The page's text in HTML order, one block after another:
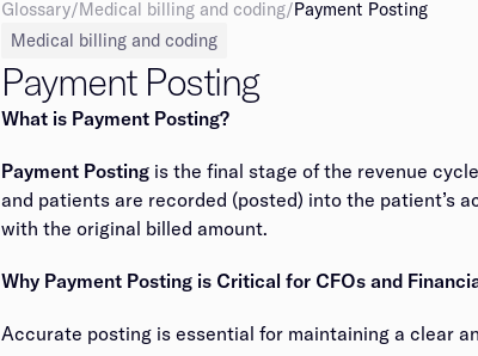
Glossary/Medical billing and coding​​​​‌ ‍ ​‍​‍‌‍ ‌ ​‍‌‍‍‌‌‍‌ ‌‍‍‌‌‍ ‍​‍​‍​ ‍‍​‍​‍‌ ​ ‌‍​‌‌‍ ‍‌‍‍‌‌ ‌​‌ ‍‌​‍ ‍‌‍‍‌‌‍ ​‍​‍​‍ ​​‍​‍‌‍‍​‌ ​‍‌‍‌‌‌‍‌‍​‍​‍​ ‍‍​‍​‍‌‍‍​‌ ‌​‌ ‌​‌ ​​​ ‍‍​‍ ​‍ ‌‍ ​‌‍ ‌‍​ ‌‍​‌‌‍ ​‌‍‍​‌‍ ‌ ​ ‌ ‌​​ ‍‍​ ​ ​ ​ ​ ​ ​ ​ ​‍ ‌‍‍‌‌‍ ‍‌ ‌​‌‍‌‌‌‍ ‍‌ ‌​​‍ ‌‍‌‌‌‍‌​‌‍‍‌‌ ‌​​‍ ‌‍ ‌‌‍ ‌‍‌​‌‍‌‌​ ‌‌ ​​‌ ​‍‌‍‌‌‌ ​ ‌‍‌‌‌‍ ‍‌ ‌​‌‍​‌‌ ‌​‌‍‍‌‌‍ ‌‍ ‍​ ‍ ‌‍‍‌‌‍‌​​ ‌​ ​‌​ ‌‌​ ​​​ ​‍​ ​​​ ​ ​ ‌‍​ ​​​‍ ‌‌‍‌‌​ ‌‍​ ‍​​ ‍​​‍ ‌​ ‌​‌‍‌‌‌‍‌‍​ ‌‍​‍ ‌‌‍​‌​ ‌​‌‍​ ​ ‌​​‍ ‌​ ‍​​ ​‍​ ‍‌​ ​‍‌‍‌‌​ ​‌‌‍​‌​ ‌​​ ‍‌‌‍‌‍​ ​‌​ ​‍​ ‍ ‌ ‌​‌ ‍‌‌ ​​‌‍‌‌​ ‌‌‍‌ ‌‍ ​‌‍ ‌ ​ ‌ ​ ‌‍​‌‌ ​‍‌ ‍‌‌​​ ‌‍​‌‌ ‌​‌‍‌‌‌‍‌ ‌‍ ‌ ​‍‌ ‍‌​ ‍ ‌ ​​‌‍​‌‌ ‌​‌‍‍​​ ‌‌‍ ‍‌‍​‌‌‍ ‌‌‍‌‌​ ‌‍​‍‌‍​‌‌ ​ ‌‍‌‌‌‌‌‌‌ ​‍‌‍ ​​ ‌‌‍‍​‌ ‌​‌ ‌​‌ ​​​‍‌‌​ ​ ‌​​‌​‍‌‌​ ​‍‌​‌‍​‍‌‌​ ​‍‌​‌‍‌‍ ​‌‍ ‌‍​ ‌‍​‌‌‍ ​‌‍‍​‌‍ ‌ ​ ‌ ‌​​‍‌‌​ ​ ‌​​‌​ ​ ​ ​ ​ ​ ​ ​ ​‍‌‍‌‍‍‌‌‍‌​​ ‌​ ​‌​ ‌‌​ ​​​ ​‍​ ​​​ ​ ​ ‌‍​ ​​​‍ ‌‌‍‌‌​ ‌‍​ ‍​​ ‍​​‍ ‌​ ‌​‌‍‌‌‌‍‌‍​ ‌‍​‍ ‌‌‍​‌​ ‌​‌‍​ ​ ‌​​‍ ‌​ ‍​​ ​‍​ ‍‌​ ​‍‌‍‌‌​ ​‌‌‍​‌​ ‌​​ ‍‌‌‍‌‍​ ​‌​ ​‍​‍‌‍‌ ‌​‌ ‍‌‌ ​​‌‍‌‌​ ‌‌‍‌ ‌‍ ​‌‍ ‌ ​ ‌ ​ ‌‍​‌‌ ​‍‌ ‍‌‌​​ ‌‍​‌‌ ‌​‌‍‌‌‌‍‌ ‌‍ ‌ ​‍‌ ‍‌​‍‌‍‌ ​​‌‍​‌‌ ‌​‌‍‍​​ ‌‌‍ ‍‌‍​‌‌‍ ‌‌‍‌‌​‍‌‍‌ ​​‌‍‌‌‌ ​‍‌ ​ ‌ ​​‌‍‌‌‌‍​ ‌ ‌​‌‍‍‌‌ ‌‍‌‍‌‌​ ‌‌ ​​‌ ‌‌‌‍​‍‌‍ ​‌‍‍‌‌ ​ ‌‍‍​‌‍‌‌‌‍‌​​‍​‍‌ ‌/Payment Posting​​​​‌ ‍ ​‍​‍‌‍ ‌ ​‍‌‍‍‌‌‍‌ ‌‍‍‌‌‍ ‍​‍​‍​ ‍‍​‍​‍‌ ​ ‌‍​‌‌‍ ‍‌‍‍‌‌ ‌​‌ ‍‌​‍ ‍‌‍‍‌‌‍ ​‍​‍​‍ ​​‍​‍‌‍‍​‌ ​‍‌‍‌‌‌‍‌‍​‍​‍​ ‍‍​‍​‍‌‍‍​‌ ‌​‌ ‌​‌ ​​​ ‍‍​‍ ​‍ ‌‍ ​‌‍ ‌‍​ ‌‍​‌‌‍ ​‌‍‍​‌‍ ‌ ​ ‌ ‌​​ ‍‍​ ​ ​ ​ ​ ​ ​ ​ ​‍ ‌‍‍‌‌‍ ‍‌ ‌​‌‍‌‌‌‍ ‍‌ ‌​​‍ ‌‍‌‌‌‍‌​‌‍‍‌‌ ‌​​‍ ‌‍ ‌‌‍ ‌‍‌​‌‍‌‌​ ‌‌ ​​‌ ​‍‌‍‌‌‌ ​ ‌‍‌‌‌‍ ‍‌ ‌​‌‍​‌‌ ‌​‌‍‍‌‌‍ ‌‍ ‍​ ‍ ‌‍‍‌‌‍‌​​ ‌​ ‍‌​ ‌‌​ ​‌‌‍‌‍​ ​​‌‍‌‍​ ‍‌​ ‍​​‍ ‌​ ‌‌​ ‌‍​ ‍​‌‍‌​​‍ ‌​ ‌​​ ‍​‌‍​ ​ ‌​​‍ ‌‌‍​‍​ ​​‌‍‌‌‌‍​ ​‍ ‌‌‍‌‍‌‍‌‌​ ‌​​ ‍‌​ ‍‌‌‍​‍‌‍‌‍​ ​‌‌‍​‍​ ‌‍​ ‌​​ ‌ ​ ‍ ‌ ‌​‌ ‍‌‌ ​​‌‍‌‌​ ‌‌‍‌ ‌‍ ​‌‍ ‌ ​ ‌ ​ ‌‍​‌‌ ​‍‌ ‍‌‌‌‌​‌‍‌‌‌ ​‍‌‍ ‌​ ‍ ‌ ​​‌‍​‌‌ ‌​‌‍‍​​ ‌‌ ‌​‌‍‌‌‌ ​‍‌‍ ‌​ ‌‍​‍‌‍​‌‌ ​ ‌‍‌‌‌‌‌‌‌ ​‍‌‍ ​​ ‌‌‍‍​‌ ‌​‌ ‌​‌ ​​​‍‌‌​ ​ ‌​​‌​‍‌‌​ ​‍‌​‌‍​‍‌‌​ ​‍‌​‌‍‌‍ ​‌‍ ‌‍​ ‌‍​‌‌‍ ​‌‍‍​‌‍ ‌ ​ ‌ ‌​​‍‌‌​ ​ ‌​​‌​ ​ ​ ​ ​ ​ ​ ​ ​‍‌‍‌‍‍‌‌‍‌​​ ‌​ ‍‌​ ‌‌​ ​‌‌‍‌‍​ ​​‌‍‌‍​ ‍‌​ ‍​​‍ ‌​ ‌‌​ ‌‍​ ‍​‌‍‌​​‍ ‌​ ‌​​ ‍​‌‍​ ​ ‌​​‍ ‌‌‍​‍​ ​​‌‍‌‌‌‍​ ​‍ ‌‌‍‌‍‌‍‌‌​ ‌​​ ‍‌​ ‍‌‌‍​‍‌‍‌‍​ ​‌‌‍​‍​ ‌‍​ ‌​​ ‌ ​‍‌‍‌ ‌​‌ ‍‌‌ ​​‌‍‌‌​ ‌‌‍‌ ‌‍ ​‌‍ ‌ ​ ‌ ​ ‌‍​‌‌ ​‍‌ ‍‌‌‌‌​‌‍‌‌‌ ​‍‌‍ ‌​‍‌‍‌ ​​‌‍​‌‌ ‌​‌‍‍​​ ‌‌ ‌​‌‍‌‌‌ ​‍‌‍ ‌​‍‌‍‌ ​​‌‍‌‌‌ ​‍‌ ​ ‌ ​​‌‍‌‌‌‍​ ‌ ‌​‌‍‍‌‌ ‌‍‌‍‌‌​ ‌‌ ​​‌ ‌‌‌‍​‍‌‍ ​‌‍‍‌‌ ​ ‌‍‍​‌‍‌‌‌‍‌​​‍​‍‌ ‌
Medical billing and coding​​​​‌ ‍ ​‍​‍‌‍ ‌ ​‍‌‍‍‌‌‍‌ ‌‍‍‌‌‍ ‍​‍​‍​ ‍‍​‍​‍‌ ​ ‌‍​‌‌‍ ‍‌‍‍‌‌ ‌​‌ ‍‌​‍ ‍‌‍‍‌‌‍ ​‍​‍​‍ ​​‍​‍‌‍‍​‌ ​‍‌‍‌‌‌‍‌‍​‍​‍​ ‍‍​‍​‍‌‍‍​‌ ‌​‌ ‌​‌ ​​​ ‍‍​‍ ​‍ ‌‍ ​‌‍ ‌‍​ ‌‍​‌‌‍ ​‌‍‍​‌‍ ‌ ​ ‌ ‌​​ ‍‍​ ​ ​ ​ ​ ​ ​ ​ ​‍ ‌‍‍‌‌‍ ‍‌ ‌​‌‍‌‌‌‍ ‍‌ ‌​​‍ ‌‍‌‌‌‍‌​‌‍‍‌‌ ‌​​‍ ‌‍ ‌‌‍ ‌‍‌​‌‍‌‌​ ‌‌ ​​‌ ​‍‌‍‌‌‌ ​ ‌‍‌‌‌‍ ‍‌ ‌​‌‍​‌‌ ‌​‌‍‍‌‌‍ ‌‍ ‍​ ‍ ‌‍‍‌‌‍‌​​ ‌​ ​‌​ ‌‌​ ​​​ ​‍​ ​​​ ​ ​ ‌‍​ ​​​‍ ‌‌‍‌‌​ ‌‍​ ‍​​ ‍​​‍ ‌​ ‌​‌‍‌‌‌‍‌‍​ ‌‍​‍ ‌‌‍​‌​ ‌​‌‍​ ​ ‌​​‍ ‌​ ‍​​ ​‍​ ‍‌​ ​‍‌‍‌‌​ ​‌‌‍​‌​ ‌​​ ‍‌‌‍‌‍​ ​‌​ ​‍​ ‍ ‌ ‌​‌ ‍‌‌ ​​‌‍‌‌​ ‌‌‍‌ ‌‍ ​‌‍ ‌ ​ ‌ ​ ‌‍​‌‌ ​‍‌ ‍‌‌​​ ‌‍​‌‌ ‌​‌‍‌‌‌‍‌ ‌‍ ‌ ​‍‌ ‍‌​ ‍ ‌ ​​‌‍​‌‌ ‌​‌‍‍​​ ‌‌‍ ‍‌‍​‌‌‍ ‌‌‍‌‌​ ‌‍​‍‌‍​‌‌ ​ ‌‍‌‌‌‌‌‌‌ ​‍‌‍ ​​ ‌‌‍‍​‌ ‌​‌ ‌​‌ ​​​‍‌‌​ ​ ‌​​‌​‍‌‌​ ​‍‌​‌‍​‍‌‌​ ​‍‌​‌‍‌‍ ​‌‍ ‌‍​ ‌‍​‌‌‍ ​‌‍‍​‌‍ ‌ ​ ‌ ‌​​‍‌‌​ ​ ‌​​‌​ ​ ​ ​ ​ ​ ​ ​ ​‍‌‍‌‍‍‌‌‍‌​​ ‌​ ​‌​ ‌‌​ ​​​ ​‍​ ​​​ ​ ​ ‌‍​ ​​​‍ ‌‌‍‌‌​ ‌‍​ ‍​​ ‍​​‍ ‌​ ‌​‌‍‌‌‌‍‌‍​ ‌‍​‍ ‌‌‍​‌​ ‌​‌‍​ ​ ‌​​‍ ‌​ ‍​​ ​‍​ ‍‌​ ​‍‌‍‌‌​ ​‌‌‍​‌​ ‌​​ ‍‌‌‍‌‍​ ​‌​ ​‍​‍‌‍‌ ‌​‌ ‍‌‌ ​​‌‍‌‌​ ‌‌‍‌ ‌‍ ​‌‍ ‌ ​ ‌ ​ ‌‍​‌‌ ​‍‌ ‍‌‌​​ ‌‍​‌‌ ‌​‌‍‌‌‌‍‌ ‌‍ ‌ ​‍‌ ‍‌​‍‌‍‌ ​​‌‍​‌‌ ‌​‌‍‍​​ ‌‌‍ ‍‌‍​‌‌‍ ‌‌‍‌‌​‍‌‍‌ ​​‌‍‌‌‌ ​‍‌ ​ ‌ ​​‌‍‌‌‌‍​ ‌ ‌​‌‍‍‌‌ ‌‍‌‍‌‌​ ‌‌ ​​‌ ‌‌‌‍​‍‌‍ ​‌‍‍‌‌ ​ ‌‍‍​‌‍‌‌‌‍‌​​‍​‍‌ ‌
Payment Posting​​​​‌ ‍ ​‍​‍‌‍ ‌ ​‍‌‍‍‌‌‍‌ ‌‍‍‌‌‍ ‍​‍​‍​ ‍‍​‍​‍‌ ​ ‌‍​‌‌‍ ‍‌‍‍‌‌ ‌​‌ ‍‌​‍ ‍‌‍‍‌‌‍ ​‍​‍​‍ ​​‍​‍‌‍‍​‌ ​‍‌‍‌‌‌‍‌‍​‍​‍​ ‍‍​‍​‍‌‍‍​‌ ‌​‌ ‌​‌ ​​​ ‍‍​‍ ​‍ ‌‍ ​‌‍ ‌‍​ ‌‍​‌‌‍ ​‌‍‍​‌‍ ‌ ​ ‌ ‌​​ ‍‍​ ​ ​ ​ ​ ​ ​ ​ ​‍ ‌‍‍‌‌‍ ‍‌ ‌​‌‍‌‌‌‍ ‍‌ ‌​​‍ ‌‍‌‌‌‍‌​‌‍‍‌‌ ‌​​‍ ‌‍ ‌‌‍ ‌‍‌​‌‍‌‌​ ‌‌ ​​‌ ​‍‌‍‌‌‌ ​ ‌‍‌‌‌‍ ‍‌ ‌​‌‍​‌‌ ‌​‌‍‍‌‌‍ ‌‍ ‍​ ‍ ‌‍‍‌‌‍‌​​ ‌​ ‍‌​ ‌‌​ ​‌‌‍‌‍​ ​​‌‍‌‍​ ‍‌​ ‍​​‍ ‌​ ‌‌​ ‌‍​ ‍​‌‍‌​​‍ ‌​ ‌​​ ‍​‌‍​ ​ ‌​​‍ ‌‌‍​‍​ ​​‌‍‌‌‌‍​ ​‍ ‌‌‍‌‍‌‍‌‌​ ‌​​ ‍‌​ ‍‌‌‍​‍‌‍‌‍​ ​‌‌‍​‍​ ‌‍​ ‌​​ ‌ ​ ‍ ‌ ‌​‌ ‍‌‌ ​​‌‍‌‌​ ‌‌‍‌ ‌‍ ​‌‍ ‌ ​ ‌ ​ ‌‍​‌‌ ​‍‌ ‍‌‌‌‌​‌‍‌‌‌ ​‍‌‍ ‌​ ‍ ‌ ​​‌‍​‌‌ ‌​‌‍‍​​ ‌‌ ‌​‌‍‌‌‌ ​‍‌‍ ‌​ ‌‍​‍‌‍​‌‌ ​ ‌‍‌‌‌‌‌‌‌ ​‍‌‍ ​​ ‌‌‍‍​‌ ‌​‌ ‌​‌ ​​​‍‌‌​ ​ ‌​​‌​‍‌‌​ ​‍‌​‌‍​‍‌‌​ ​‍‌​‌‍‌‍ ​‌‍ ‌‍​ ‌‍​‌‌‍ ​‌‍‍​‌‍ ‌ ​ ‌ ‌​​‍‌‌​ ​ ‌​​‌​ ​ ​ ​ ​ ​ ​ ​ ​‍‌‍‌‍‍‌‌‍‌​​ ‌​ ‍‌​ ‌‌​ ​‌‌‍‌‍​ ​​‌‍‌‍​ ‍‌​ ‍​​‍ ‌​ ‌‌​ ‌‍​ ‍​‌‍‌​​‍ ‌​ ‌​​ ‍​‌‍​ ​ ‌​​‍ ‌‌‍​‍​ ​​‌‍‌‌‌‍​ ​‍ ‌‌‍‌‍‌‍‌‌​ ‌​​ ‍‌​ ‍‌‌‍​‍‌‍‌‍​ ​‌‌‍​‍​ ‌‍​ ‌​​ ‌ ​‍‌‍‌ ‌​‌ ‍‌‌ ​​‌‍‌‌​ ‌‌‍‌ ‌‍ ​‌‍ ‌ ​ ‌ ​ ‌‍​‌‌ ​‍‌ ‍‌‌‌‌​‌‍‌‌‌ ​‍‌‍ ‌​‍‌‍‌ ​​‌‍​‌‌ ‌​‌‍‍​​ ‌‌ ‌​‌‍‌‌‌ ​‍‌‍ ‌​‍‌‍‌ ​​‌‍‌‌‌ ​‍‌ ​ ‌ ​​‌‍‌‌‌‍​ ‌ ‌​‌‍‍‌‌ ‌‍‌‍‌‌​ ‌‌ ​​‌ ‌‌‌‍​‍‌‍ ​‌‍‍‌‌ ​ ‌‍‍​‌‍‌‌‌‍‌​​‍​‍‌ ‌
What is Payment Posting?​​​​‌ ‍ ​‍​‍‌‍ ‌ ​‍‌‍‍‌‌‍‌ ‌‍‍‌‌‍ ‍​‍​‍​ ‍‍​‍​‍‌ ​ ‌‍​‌‌‍ ‍‌‍‍‌‌ ‌​‌ ‍‌​‍ ‍‌‍‍‌‌‍ ​‍​‍​‍ ​​‍​‍‌‍‍​‌ ​‍‌‍‌‌‌‍‌‍​‍​‍​ ‍‍​‍​‍‌‍‍​‌ ‌​‌ ‌​‌ ​​​ ‍‍​‍ ​‍ ‌‍ ​‌‍ ‌‍​ ‌‍​‌‌‍ ​‌‍‍​‌‍ ‌ ​ ‌ ‌​​ ‍‍​ ​ ​ ​ ​ ​ ​ ​ ​‍ ‌‍‍‌‌‍ ‍‌ ‌​‌‍‌‌‌‍ ‍‌ ‌​​‍ ‌‍‌‌‌‍‌​‌‍‍‌‌ ‌​​‍ ‌‍ ‌‌‍ ‌‍‌​‌‍‌‌​ ‌‌ ​​‌ ​‍‌‍‌‌‌ ​ ‌‍‌‌‌‍ ‍‌ ‌​‌‍​‌‌ ‌​‌‍‍‌‌‍ ‌‍ ‍​ ‍ ‌‍‍‌‌‍‌​​ ‌​ ‍‌​ ‌‌​ ​‌‌‍‌‍​ ​​‌‍‌‍​ ‍‌​ ‍​​‍ ‌​ ‌‌​ ‌‍​ ‍​‌‍‌​​‍ ‌​ ‌​​ ‍​‌‍​ ​ ‌​​‍ ‌‌‍​‍​ ​​‌‍‌‌‌‍​ ​‍ ‌‌‍‌‍‌‍‌‌​ ‌​​ ‍‌​ ‍‌‌‍​‍‌‍‌‍​ ​‌‌‍​‍​ ‌‍​ ‌​​ ‌ ​ ‍ ‌ ‌​‌ ‍‌‌ ​​‌‍‌‌​ ‌‌‍‌ ‌‍ ​‌‍ ‌ ​ ‌ ​ ‌‍​‌‌ ​‍‌ ‍‌‌‌‌​‌‍‌‌‌ ​‍‌‍ ‌​ ‍ ‌ ​​‌‍​‌‌ ‌​‌‍‍​​ ‌‌‍‌​‌‍‌‌‌‍‌‍‌‍‍‌‌‍ ‍‌‍‍‌‌ ‌​‌‍‍‌‌‍ ‌‍ ‍​‍‌‌​ ‌‌‌​​‍‌‌ ‌‍‍ ‌‍‌‌‌ ‍‌​‍‌‌​ ​ ‌​‌​​‍‌‌​ ​ ‌​‌​​‍‌‌​ ​‍​ ​‍​ ‌‌‌‍​ ​ ​​​ ‌‍​ ​‍‌‍​‍‌‍‌​‌‍‌‍‌‍‌‌‌‍​ ‌‍​ ‌‍​ ​‍‌‌​ ​‍​ ​‍​‍‌‌​ ‌‌‌​‌​​‍ ‍‌‍​ ‌‍‍​‌‍‍‌‌‍ ​‌‍‌​‌ ​‍‌‍‌‌‌‍ ‍​‍‌‌​ ‌‌‌​​‍‌‌ ‌‍‍ ‌‍‌‌‌ ‍‌​‍‌‌​ ​ ‌​‌​​‍‌‌​ ​ ‌​‌​​‍‌‌​ ​‍​ ​‍​ ‌‍​ ‌ ​ ‍​​ ​‌‌‍‌‍​ ‌‌‌‍​ ‌‍​‌​ ​‍​ ‍​​ ​ ‌‍​‌​‍‌‌​ ​‍​ ​‍​‍‌‌​ ‌‌‌​‌​​‍ ‍‌ ‌​‌‍‌‌‌ ‍​‌ ‌​​ ‌‍​‍‌‍​‌‌ ​ ‌‍‌‌‌‌‌‌‌ ​‍‌‍ ​​ ‌‌‍‍​‌ ‌​‌ ‌​‌ ​​​‍‌‌​ ​ ‌​​‌​‍‌‌​ ​‍‌​‌‍​‍‌‌​ ​‍‌​‌‍‌‍ ​‌‍ ‌‍​ ‌‍​‌‌‍ ​‌‍‍​‌‍ ‌ ​ ‌ ‌​​‍‌‌​ ​ ‌​​‌​ ​ ​ ​ ​ ​ ​ ​ ​‍‌‍‌‍‍‌‌‍‌​​ ‌​ ‍‌​ ‌‌​ ​‌‌‍‌‍​ ​​‌‍‌‍​ ‍‌​ ‍​​‍ ‌​ ‌‌​ ‌‍​ ‍​‌‍‌​​‍ ‌​ ‌​​ ‍​‌‍​ ​ ‌​​‍ ‌‌‍​‍​ ​​‌‍‌‌‌‍​ ​‍ ‌‌‍‌‍‌‍‌‌​ ‌​​ ‍‌​ ‍‌‌‍​‍‌‍‌‍​ ​‌‌‍​‍​ ‌‍​ ‌​​ ‌ ​‍‌‍‌ ‌​‌ ‍‌‌ ​​‌‍‌‌​ ‌‌‍‌ ‌‍ ​‌‍ ‌ ​ ‌ ​ ‌‍​‌‌ ​‍‌ ‍‌‌‌‌​‌‍‌‌‌ ​‍‌‍ ‌​‍‌‍‌ ​​‌‍​‌‌ ‌​‌‍‍​​ ‌‌‍‌​‌‍‌‌‌‍‌‍‌‍‍‌‌‍ ‍‌‍‍‌‌ ‌​‌‍‍‌‌‍ ‌‍ ‍​‍‌‌​ ‌‌‌​​‍‌‌ ‌‍‍ ‌‍‌‌‌ ‍‌​‍‌‌​ ​ ‌​‌​​‍‌‌​ ​ ‌​‌​​‍‌‌​ ​‍​ ​‍​ ‌‌‌‍​ ​ ​​​ ‌‍​ ​‍‌‍​‍‌‍‌​‌‍‌‍‌‍‌‌‌‍​ ‌‍​ ‌‍​ ​‍‌‌​ ​‍​ ​‍​‍‌‌​ ‌‌‌​‌​​‍ ‍‌‍​ ‌‍‍​‌‍‍‌‌‍ ​‌‍‌​‌ ​‍‌‍‌‌‌‍ ‍​‍‌‌​ ‌‌‌​​‍‌‌ ‌‍‍ ‌‍‌‌‌ ‍‌​‍‌‌​ ​ ‌​‌​​‍‌‌​ ​ ‌​‌​​‍‌‌​ ​‍​ ​‍​ ‌‍​ ‌ ​ ‍​​ ​‌‌‍‌‍​ ‌‌‌‍​ ‌‍​‌​ ​‍​ ‍​​ ​ ‌‍​‌​‍‌‌​ ​‍​ ​‍​‍‌‌​ ‌‌‌​‌​​‍ ‍‌ ‌​‌‍‌‌‌ ‍​‌ ‌​​‍‌‍‌ ​​‌‍‌‌‌ ​‍‌ ​ ‌ ​​‌‍‌‌‌‍​ ‌ ‌​‌‍‍‌‌ ‌‍‌‍‌‌​ ‌‌ ​​‌ ‌‌‌‍​‍‌‍ ​‌‍‍‌‌ ​ ‌‍‍​‌‍‌‌‌‍‌​​‍​‍‌ ‌
Payment Posting​​​​‌ ‍ ​‍​‍‌‍ ‌ ​‍‌‍‍‌‌‍‌ ‌‍‍‌‌‍ ‍​‍​‍​ ‍‍​‍​‍‌ ​ ‌‍​‌‌‍ ‍‌‍‍‌‌ ‌​‌ ‍‌​‍ ‍‌‍‍‌‌‍ ​‍​‍​‍ ​​‍​‍‌‍‍​‌ ​‍‌‍‌‌‌‍‌‍​‍​‍​ ‍‍​‍​‍‌‍‍​‌ ‌​‌ ‌​‌ ​​​ ‍‍​‍ ​‍ ‌‍ ​‌‍ ‌‍​ ‌‍​‌‌‍ ​‌‍‍​‌‍ ‌ ​ ‌ ‌​​ ‍‍​ ​ ​ ​ ​ ​ ​ ​ ​‍ ‌‍‍‌‌‍ ‍‌ ‌​‌‍‌‌‌‍ ‍‌ ‌​​‍ ‌‍‌‌‌‍‌​‌‍‍‌‌ ‌​​‍ ‌‍ ‌‌‍ ‌‍‌​‌‍‌‌​ ‌‌ ​​‌ ​‍‌‍‌‌‌ ​ ‌‍‌‌‌‍ ‍‌ ‌​‌‍​‌‌ ‌​‌‍‍‌‌‍ ‌‍ ‍​ ‍ ‌‍‍‌‌‍‌​​ ‌​ ‍‌​ ‌‌​ ​‌‌‍‌‍​ ​​‌‍‌‍​ ‍‌​ ‍​​‍ ‌​ ‌‌​ ‌‍​ ‍​‌‍‌​​‍ ‌​ ‌​​ ‍​‌‍​ ​ ‌​​‍ ‌‌‍​‍​ ​​‌‍‌‌‌‍​ ​‍ ‌‌‍‌‍‌‍‌‌​ ‌​​ ‍‌​ ‍‌‌‍​‍‌‍‌‍​ ​‌‌‍​‍​ ‌‍​ ‌​​ ‌ ​ ‍ ‌ ‌​‌ ‍‌‌ ​​‌‍‌‌​ ‌‌‍‌ ‌‍ ​‌‍ ‌ ​ ‌ ​ ‌‍​‌‌ ​‍‌ ‍‌‌‌‌​‌‍‌‌‌ ​‍‌‍ ‌​ ‍ ‌ ​​‌‍​‌‌ ‌​‌‍‍​​ ‌‌‍‌​‌‍‌‌‌‍‌‍‌‍‍‌‌‍ ‍‌‍‍‌‌ ‌​‌‍‍‌‌‍ ‌‍ ‍​‍‌‌​ ‌‌‌​​‍‌‌ ‌‍‍ ‌‍‌‌‌ ‍‌​‍‌‌​ ​ ‌​‌​​‍‌‌​ ​ ‌​‌​​‍‌‌​ ​‍​ ​‍​ ​‍​ ​ ​ ​ ​ ​‌‌‍‌‌‌‍​ ​ ​‌‌‍‌‌‌‍‌‍​ ‌​​ ‌‌​ ‌​​‍‌‌​ ​‍​ ​‍​‍‌‌​ ‌‌‌​‌​​‍ ‍‌‍​ ‌‍‍​‌‍‍‌‌‍ ​‌‍‌​‌ ​‍‌‍‌‌‌‍ ‍​‍‌‌​ ‌‌‌​​‍‌‌ ‌‍‍ ‌‍‌‌‌ ‍‌​‍‌‌​ ​ ‌​‌​​‍‌‌​ ​ ‌​‌​​‍‌‌​ ​‍​ ​‍‌‍‌‍​ ​​​ ​‍​ ‌ ​ ​‍​ ‍‌​ ​ ​ ‍​‌‍​‌​ ​ ​ ​‌​ ‌​​‍‌‌​ ​‍​ ​‍​‍‌‌​ ‌‌‌​‌​​‍ ‍‌ ‌​‌‍‌‌‌ ‍​‌ ‌​​ ‌‍​‍‌‍​‌‌ ​ ‌‍‌‌‌‌‌‌‌ ​‍‌‍ ​​ ‌‌‍‍​‌ ‌​‌ ‌​‌ ​​​‍‌‌​ ​ ‌​​‌​‍‌‌​ ​‍‌​‌‍​‍‌‌​ ​‍‌​‌‍‌‍ ​‌‍ ‌‍​ ‌‍​‌‌‍ ​‌‍‍​‌‍ ‌ ​ ‌ ‌​​‍‌‌​ ​ ‌​​‌​ ​ ​ ​ ​ ​ ​ ​ ​‍‌‍‌‍‍‌‌‍‌​​ ‌​ ‍‌​ ‌‌​ ​‌‌‍‌‍​ ​​‌‍‌‍​ ‍‌​ ‍​​‍ ‌​ ‌‌​ ‌‍​ ‍​‌‍‌​​‍ ‌​ ‌​​ ‍​‌‍​ ​ ‌​​‍ ‌‌‍​‍​ ​​‌‍‌‌‌‍​ ​‍ ‌‌‍‌‍‌‍‌‌​ ‌​​ ‍‌​ ‍‌‌‍​‍‌‍‌‍​ ​‌‌‍​‍​ ‌‍​ ‌​​ ‌ ​‍‌‍‌ ‌​‌ ‍‌‌ ​​‌‍‌‌​ ‌‌‍‌ ‌‍ ​‌‍ ‌ ​ ‌ ​ ‌‍​‌‌ ​‍‌ ‍‌‌‌‌​‌‍‌‌‌ ​‍‌‍ ‌​‍‌‍‌ ​​‌‍​‌‌ ‌​‌‍‍​​ ‌‌‍‌​‌‍‌‌‌‍‌‍‌‍‍‌‌‍ ‍‌‍‍‌‌ ‌​‌‍‍‌‌‍ ‌‍ ‍​‍‌‌​ ‌‌‌​​‍‌‌ ‌‍‍ ‌‍‌‌‌ ‍‌​‍‌‌​ ​ ‌​‌​​‍‌‌​ ​ ‌​‌​​‍‌‌​ ​‍​ ​‍​ ​‍​ ​ ​ ​ ​ ​‌‌‍‌‌‌‍​ ​ ​‌‌‍‌‌‌‍‌‍​ ‌​​ ‌‌​ ‌​​‍‌‌​ ​‍​ ​‍​‍‌‌​ ‌‌‌​‌​​‍ ‍‌‍​ ‌‍‍​‌‍‍‌‌‍ ​‌‍‌​‌ ​‍‌‍‌‌‌‍ ‍​‍‌‌​ ‌‌‌​​‍‌‌ ‌‍‍ ‌‍‌‌‌ ‍‌​‍‌‌​ ​ ‌​‌​​‍‌‌​ ​ ‌​‌​​‍‌‌​ ​‍​ ​‍‌‍‌‍​ ​​​ ​‍​ ‌ ​ ​‍​ ‍‌​ ​ ​ ‍​‌‍​‌​ ​ ​ ​‌​ ‌​​‍‌‌​ ​‍​ ​‍​‍‌‌​ ‌‌‌​‌​​‍ ‍‌ ‌​‌‍‌‌‌ ‍​‌ ‌​​‍‌‍‌ ​​‌‍‌‌‌ ​‍‌ ​ ‌ ​​‌‍‌‌‌‍​ ‌ ‌​‌‍‍‌‌ ‌‍‌‍‌‌​ ‌‌ ​​‌ ‌‌‌‍​‍‌‍ ​‌‍‍‌‌ ​ ‌‍‍​‌‍‌‌‌‍‌​​‍​‍‌ ‌ is the final stage of the revenue
and patients are recorded (posted) into the patient’s
with the original billed amount.​​​​‌ ‍ ​‍​‍‌‍ ‌ ​‍‌‍‍‌‌‍‌ ‌‍‍‌‌‍ ‍​‍​‍​ ‍‍​‍​‍‌ ​ ‌‍​‌‌‍ ‍‌‍‍‌‌ ‌​‌ ‍‌​‍ ‍‌‍‍‌‌‍ ​‍​‍​‍ ​​‍​‍‌‍‍​‌ ​‍‌‍‌‌‌‍‌‍​‍​‍​ ‍‍​‍​‍‌‍‍​‌ ‌​‌ ‌​‌ ​​​ ‍‍​‍ ​‍ ‌‍ ​‌‍ ‌‍​ ‌‍​‌‌‍ ​‌‍‍​‌‍ ‌ ​ ‌ ‌​​ ‍‍​ ​ ​ ​ ​ ​ ​ ​ ​‍ ‌‍‍‌‌‍ ‍‌ ‌​‌‍‌‌‌‍ ‍‌ ‌​​‍ ‌‍‌‌‌‍‌​‌‍‍‌‌ ‌​​‍ ‌‍ ‌‌‍ ‌‍‌​‌‍‌‌​ ‌‌ ​​‌ ​‍‌‍‌‌‌ ​ ‌‍‌‌‌‍ ‍‌ ‌​‌‍​‌‌ ‌​‌‍‍‌‌‍ ‌‍ ‍​ ‍ ‌‍‍‌‌‍‌​​ ‌​ ‍‌​ ‌‌​ ​‌‌‍‌‍​ ​​‌‍‌‍​ ‍‌​ ‍​​‍ ‌​ ‌‌​ ‌‍​ ‍​‌‍‌​​‍ ‌​ ‌​​ ‍​‌‍​ ​ ‌​​‍ ‌‌‍​‍​ ​​‌‍‌‌‌‍​ ​‍ ‌‌‍‌‍‌‍‌‌​ ‌​​ ‍‌​ ‍‌‌‍​‍‌‍‌‍​ ​‌‌‍​‍​ ‌‍​ ‌​​ ‌ ​ ‍ ‌ ‌​‌ ‍‌‌ ​​‌‍‌‌​ ‌‌‍‌ ‌‍ ​‌‍ ‌ ​ ‌ ​ ‌‍​‌‌ ​‍‌ ‍‌‌‌‌​‌‍‌‌‌ ​‍‌‍ ‌​ ‍ ‌ ​​‌‍​‌‌ ‌​‌‍‍​​ ‌‌‍‌​‌‍‌‌‌‍‌‍‌‍‍‌‌‍ ‍‌‍‍‌‌ ‌​‌‍‍‌‌‍ ‌‍ ‍​‍‌‌​ ‌‌‌​​‍‌‌ ‌‍‍ ‌‍‌‌‌ ‍‌​‍‌‌​ ​ ‌​‌​​‍‌‌​ ​ ‌​‌​​‍‌‌​ ​‍​ ​‍​ ​‍​ ​ ​ ​ ​ ​‌‌‍‌‌‌‍​ ​ ​‌‌‍‌‌‌‍‌‍​ ‌​​ ‌‌​ ‌​​‍‌‌​ ​‍​ ​‍​‍‌‌​ ‌‌‌​‌​​‍ ‍‌‍​ ‌‍‍​‌‍‍‌‌‍ ​‌‍‌​‌ ​‍‌‍‌‌‌‍ ‍​‍‌‌​ ‌‌‌​​‍‌‌ ‌‍‍ ‌‍‌‌‌ ‍‌​‍‌‌​ ​ ‌​‌​​‍‌‌​ ​ ‌​‌​​‍‌‌​ ​‍​ ​‍​ ‌ ‌‍​‌​ ‍‌‌‍​‌‌‍‌‍‌‍‌‍​ ‍‌​ ‌‌‌‍​‌​ ​‍​ ‌‌‌‍‌‍​‍‌‌​ ​‍​ ​‍​‍‌‌​ ‌‌‌​‌​​‍ ‍‌ ‌​‌‍‌‌‌ ‍​‌ ‌​​ ‌‍​‍‌‍​‌‌ ​ ‌‍‌‌‌‌‌‌‌ ​‍‌‍ ​​ ‌‌‍‍​‌ ‌​‌ ‌​‌ ​​​‍‌‌​ ​ ‌​​‌​‍‌‌​ ​‍‌​‌‍​‍‌‌​ ​‍‌​‌‍‌‍ ​‌‍ ‌‍​ ‌‍​‌‌‍ ​‌‍‍​‌‍ ‌ ​ ‌ ‌​​‍‌‌​ ​ ‌​​‌​ ​ ​ ​ ​ ​ ​ ​ ​‍‌‍‌‍‍‌‌‍‌​​ ‌​ ‍‌​ ‌‌​ ​‌‌‍‌‍​ ​​‌‍‌‍​ ‍‌​ ‍​​‍ ‌​ ‌‌​ ‌‍​ ‍​‌‍‌​​‍ ‌​ ‌​​ ‍​‌‍​ ​ ‌​​‍ ‌‌‍​‍​ ​​‌‍‌‌‌‍​ ​‍ ‌‌‍‌‍‌‍‌‌​ ‌​​ ‍‌​ ‍‌‌‍​‍‌‍‌‍​ ​‌‌‍​‍​ ‌‍​ ‌​​ ‌ ​‍‌‍‌ ‌​‌ ‍‌‌ ​​‌‍‌‌​ ‌‌‍‌ ‌‍ ​‌‍ ‌ ​ ‌ ​ ‌‍​‌‌ ​‍‌ ‍‌‌‌‌​‌‍‌‌‌ ​‍‌‍ ‌​‍‌‍‌ ​​‌‍​‌‌ ‌​‌‍‍​​ ‌‌‍‌​‌‍‌‌‌‍‌‍‌‍‍‌‌‍ ‍‌‍‍‌‌ ‌​‌‍‍‌‌‍ ‌‍ ‍​‍‌‌​ ‌‌‌​​‍‌‌ ‌‍‍ ‌‍‌‌‌ ‍‌​‍‌‌​ ​ ‌​‌​​‍‌‌​ ​ ‌​‌​​‍‌‌​ ​‍​ ​‍​ ​‍​ ​ ​ ​ ​ ​‌‌‍‌‌‌‍​ ​ ​‌‌‍‌‌‌‍‌‍​ ‌​​ ‌‌​ ‌​​‍‌‌​ ​‍​ ​‍​‍‌‌​ ‌‌‌​‌​​‍ ‍‌‍​ ‌‍‍​‌‍‍‌‌‍ ​‌‍‌​‌ ​‍‌‍‌‌‌‍ ‍​‍‌‌​ ‌‌‌​​‍‌‌ ‌‍‍ ‌‍‌‌‌ ‍‌​‍‌‌​ ​ ‌​‌​​‍‌‌​ ​ ‌​‌​​‍‌‌​ ​‍​ ​‍​ ‌ ‌‍​‌​ ‍‌‌‍​‌‌‍‌‍‌‍‌‍​ ‍‌​ ‌‌‌‍​‌​ ​‍​ ‌‌‌‍‌‍​‍‌‌​ ​‍​ ​‍​‍‌‌​ ‌‌‌​‌​​‍ ‍‌ ‌​‌‍‌‌‌ ‍​‌ ‌​​‍‌‍‌ ​​‌‍‌‌‌ ​‍‌ ​ ‌ ​​‌‍‌‌‌‍​ ‌ ‌​‌‍‍‌‌ ‌‍‌‍‌‌​ ‌‌ ​​‌ ‌‌‌‍​‍‌‍ ​‌‍‍‌‌ ​ ‌‍‍​‌‍‌‌‌‍‌​​‍​‍‌ ‌
Why Payment Posting is Critical for CFOs and Financial Leaders​​​​‌
Accurate posting is essential for maintaining a clear and auditable financial record.​​​​‌